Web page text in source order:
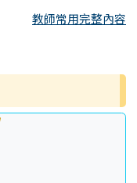
教師常用完整內容